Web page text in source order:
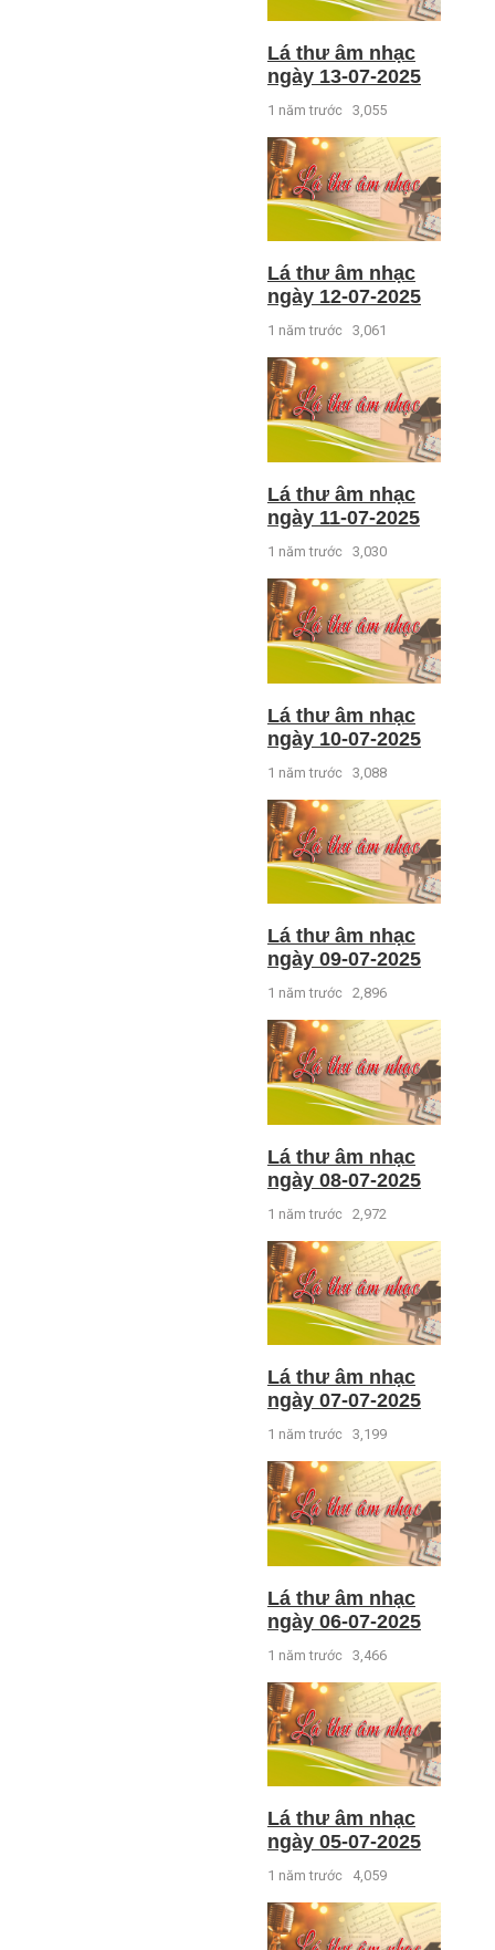
Lá thư âm nhạc
ngày 13-07-2025
1 năm trước 3,055
Lá thư âm nhạc
ngày 12-07-2025
1 năm trước 3,061
Lá thư âm nhạc
ngày 11-07-2025
1 năm trước 3,030
Lá thư âm nhạc
ngày 10-07-2025
1 năm trước 3,088
Lá thư âm nhạc
ngày 09-07-2025
1 năm trước 2,896
Lá thư âm nhạc
ngày 08-07-2025
1 năm trước 2,972
Lá thư âm nhạc
ngày 07-07-2025
1 năm trước 3,199
Lá thư âm nhạc
ngày 06-07-2025
1 năm trước 3,466
Lá thư âm nhạc
ngày 05-07-2025
1 năm trước 4,059